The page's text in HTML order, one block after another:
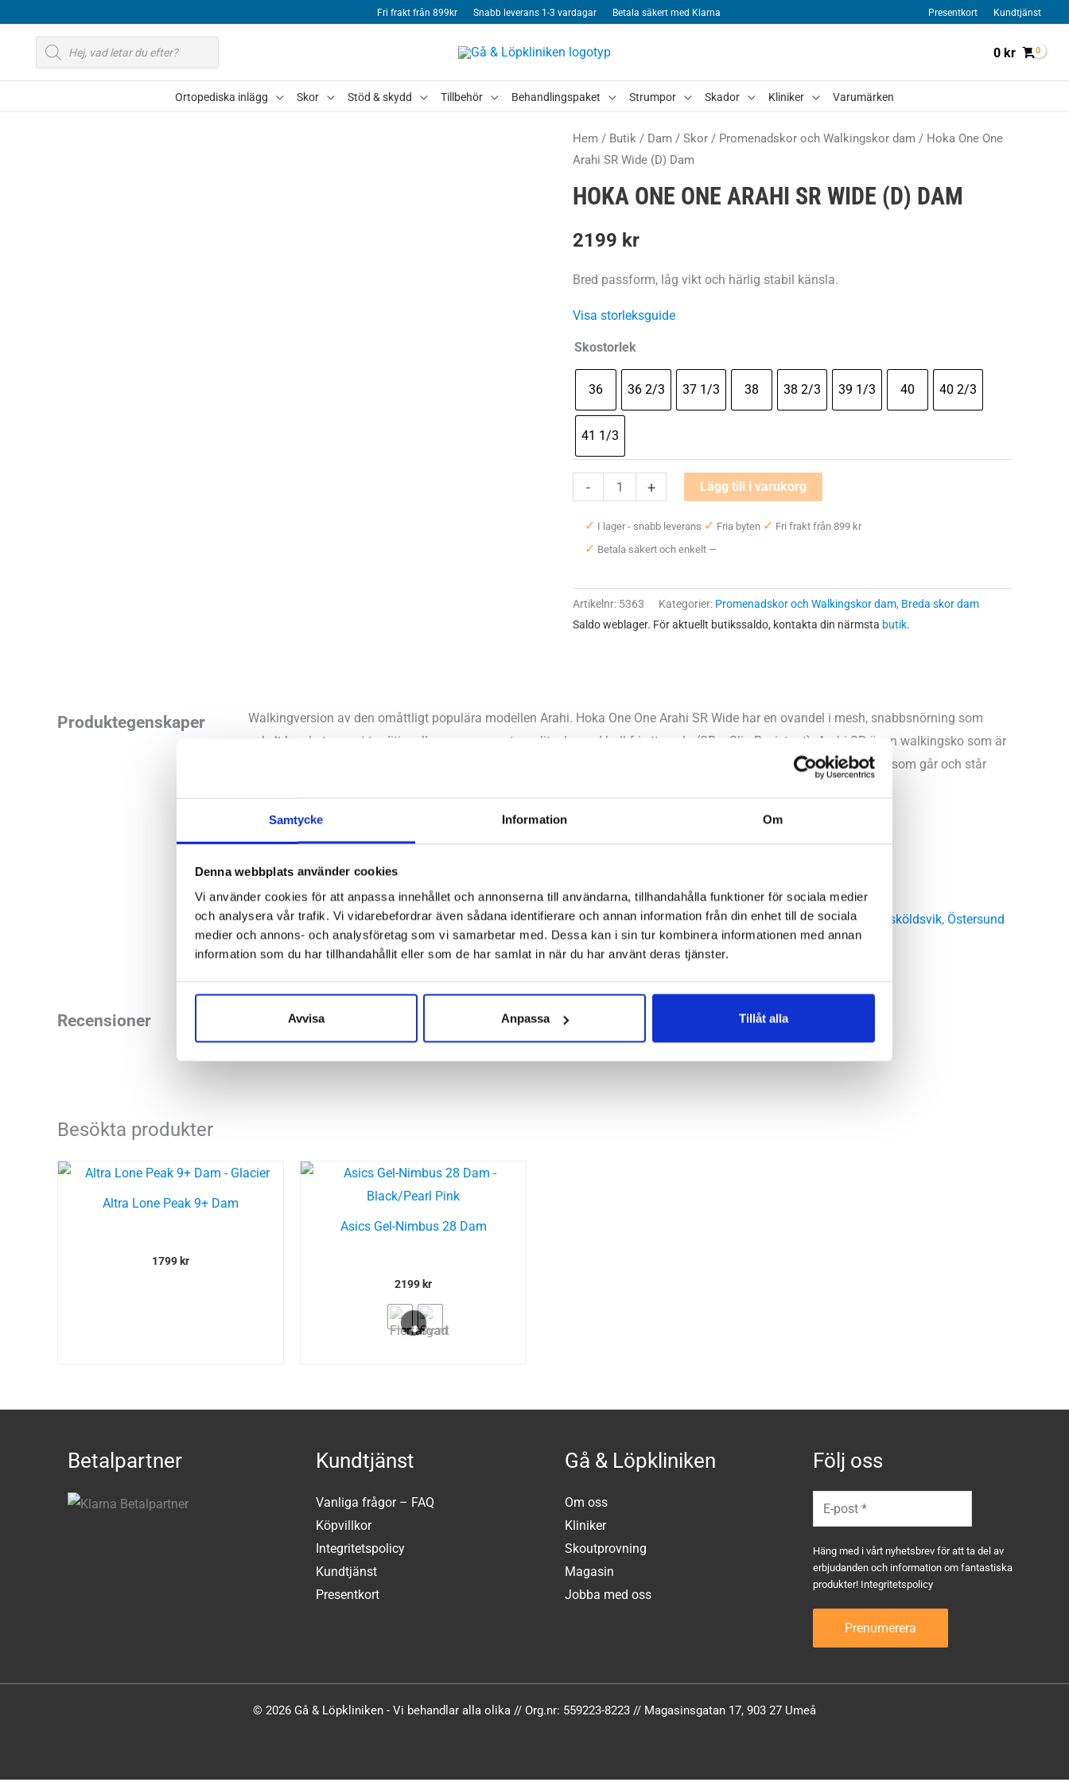
Samtycke Information Om
Denna webbplats använder cookies
Vi använder cookies för att anpassa innehållet och annonserna till användarna, tillhandahålla funktioner för sociala medier
och analysera vår trafik. Vi vidarebefordrar även sådana identifierare och annan information från din enhet till de sociala
medier och annons- och analysföretag som vi samarbetar med. Dessa kan i sin tur kombinera informationen med annan
information som du har tillhandahållit eller som de har samlat in när du har använt deras tjänster.
Avvisa Anpassa Tillåt alla
Fri frakt från 899kr Snabb leverans 1-3 vardagar Betala säkert med Klarna Presentkort Kundtjänst
Produktsökning
0 kr
Ortopediska inlägg Skor Stöd & skydd Tillbehör Behandlingspaket Strumpor Skador Kliniker Varumärken
Hem / Butik / Dam / Skor / Promenadskor och Walkingskor dam / Hoka One One
Arahi SR Wide (D) Dam
HOKA ONE ONE ARAHI SR WIDE (D) DAM
2199 kr
Bred passform, låg vikt och härlig stabil känsla.
Visa storleksguide
Skostorlek
36 36 2/3 37 1/3 38 38 2/3 39 1/3 40 40 2/3
41 1/3
-
Hoka
One
One
Arahi
Wide
(D)
+ Lägg till i varukorg
✓ I lager - snabb leverans ✓ Fria byten ✓ Fri frakt från 899 kr
✓ Betala säkert och enkelt —
Artikelnr: 5363 Kategorier: Promenadskor och Walkingskor dam, Breda skor dam
Saldo weblager. För aktuellt butikssaldo, kontakta din närmsta butik.
Produktegenskaper
Walkingversion av den omåttligt populära modellen Arahi. Hoka One One Arahi SR Wide har en ovandel i mesh, snabbsnörning som
enkelt kan bytas mot traditionella remmar samt en slitsula med halkfri yttersula (SR = Slip Resistant). Arahi SR är en walkingsko som är
väldigt uppskattad för sin kombination av låga vikt, stabila känsla och goda stötdämpning. En klart bra sko för dig som går och står
Läst:
Hokas artikelnummer:
Butiker: Stockholm Hornstull,Stockholm Odengatan,Stockholm Sickla,Stockholm Storgatan,Umeå, Uppsala Örnsköldsvik, Östersund
Recensioner
Besökta produkter
Altra Lone Peak 9+ Dam
1799 kr
Asics Gel-Nimbus 28 Dam
2199 kr
Betalpartner Kundtjänst
Vanliga frågor – FAQ
Köpvillkor
Integritetspolicy
Kundtjänst
Presentkort
Gå & Löpkliniken
Om oss
Kliniker
Skoutprovning
Magasin
Jobba med oss
Följ oss
Häng med i vårt nyhetsbrev för att ta del av
erbjudanden och information om fantastiska
produkter! Integritetspolicy
© 2026 Gå & Löpkliniken - Vi behandlar alla olika // Org.nr: 559223-8223 // Magasinsgatan 17, 903 27 Umeå